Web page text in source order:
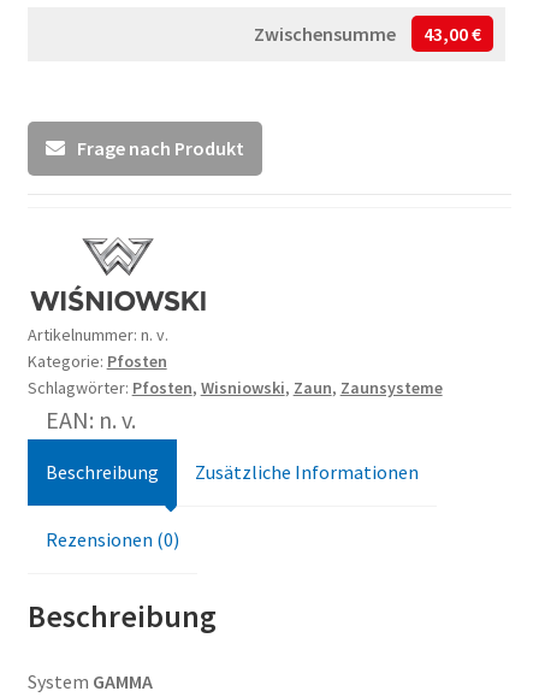
Zwischensumme 43,00 €
Frage nach Produkt
Artikelnummer: n. v.
Kategorie: Pfosten
Schlagwörter: Pfosten, Wisniowski, Zaun, Zaunsysteme
EAN: n. v.
Beschreibung Zusätzliche Informationen
Rezensionen (0)
Beschreibung
System GAMMA